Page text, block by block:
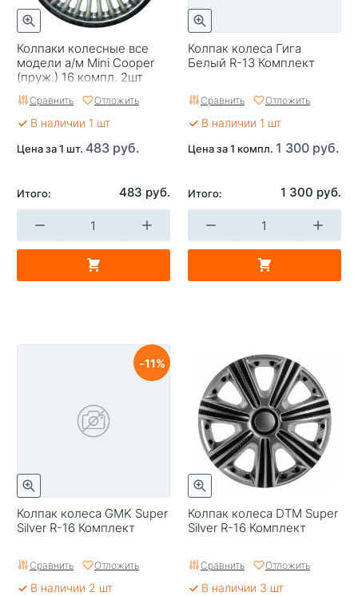
Колпаки колесные все
модели а/м Mini Cooper
(пруж.) 16 компл. 2шт
Сравнить Отложить
В наличии 1 шт
Цена за 1 шт. 483 руб.
Итого: 483 руб.
Колпак колеса Гига
Белый R-13 Комплект
Сравнить Отложить
В наличии 1 шт
Цена за 1 компл. 1 300 руб.
Итого: 1 300 руб.
Колпак колеса GMK Super
Silver R-16 Комплект
11
Сравнить Отложить
В наличии 2 шт
Колпак колеса DTM Super
Silver R-16 Комплект
Сравнить Отложить
В наличии 3 шт